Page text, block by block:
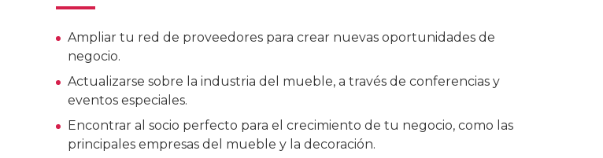
Ampliar tu red de proveedores para crear nuevas oportunidades de
negocio.
Actualizarse sobre la industria del mueble, a través de conferencias y
eventos especiales.
Encontrar al socio perfecto para el crecimiento de tu negocio, como las
principales empresas del mueble y la decoración.